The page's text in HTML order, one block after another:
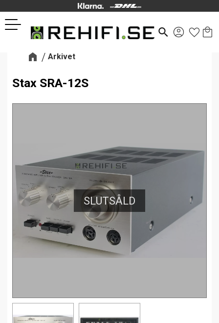
Meny
search
Arkivet
Stax SRA-12S
SLUTSÅLD